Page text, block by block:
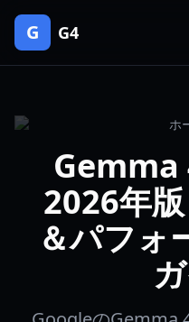
G G4
ホ
Gemma
2026年
＆パフォ